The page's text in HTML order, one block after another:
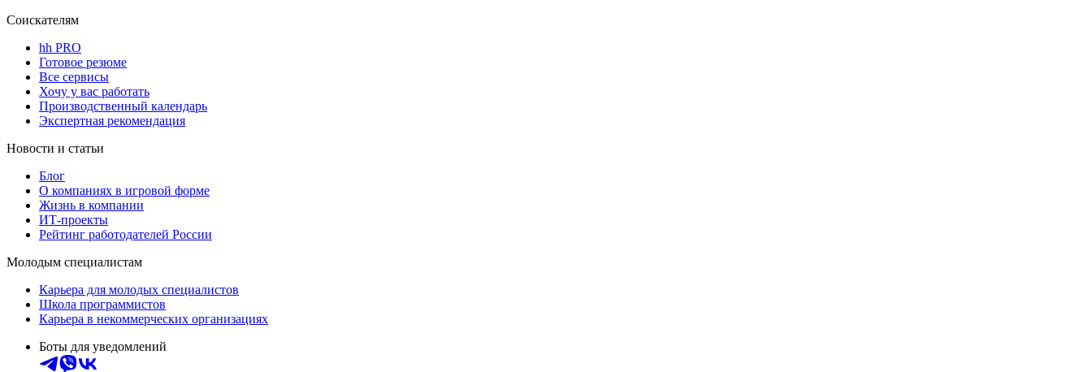
Соискателям
hh PRO
Готовое резюме
Все сервисы
Хочу у вас работать
Производственный календарь
Экспертная рекомендация
Новости и статьи
Блог
О компаниях в игровой форме
Жизнь в компании
ИТ-проекты
Рейтинг работодателей России
Молодым специалистам
Карьера для молодых специалистов
Школа программистов
Карьера в некоммерческих организациях
Боты для уведомлений